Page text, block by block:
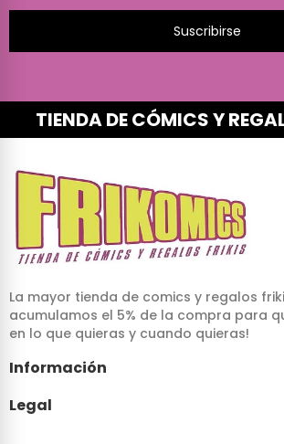
Suscribirse
TIENDA DE CÓMICS Y
La mayor tienda de comics y regalos
acumulamos el 5% de la compra para
en lo que quieras y cuando quieras!
Información
Legal